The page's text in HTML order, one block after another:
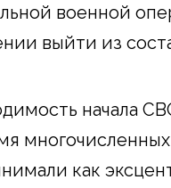
военной
выйти из
начала
как